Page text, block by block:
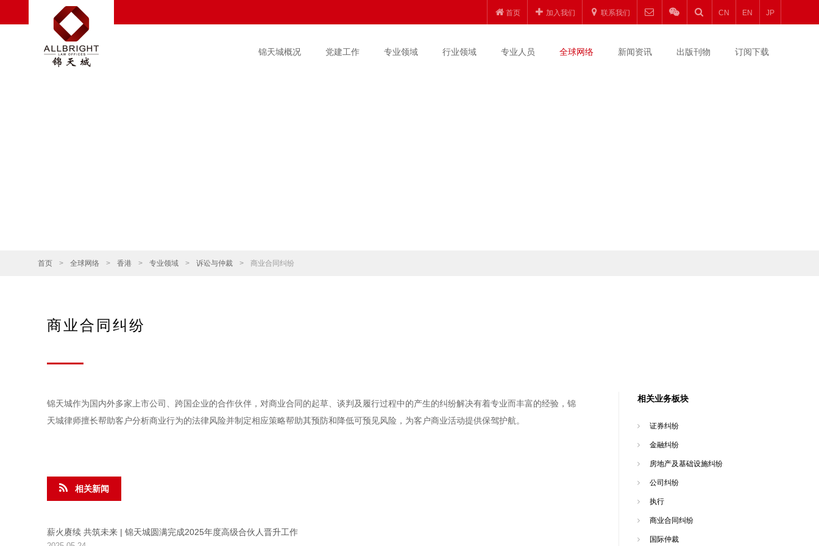
首页 加入我们 联系我们 CN EN JP
锦天城概况 党建工作 专业领域 行业领域 专业人员 全球网络 新闻资讯 出版刊物 订阅下载
首页 > 全球网络 > 香港 > 专业领域 > 诉讼与仲裁 > 商业合同纠纷
商业合同纠纷
锦天城作为国内外多家上市公司、跨国企业的合作伙伴，对商业合同的起草、谈判及履行过程中的产生的纠纷解决有着专业而丰富的经验，锦
天城律师擅长帮助客户分析商业行为的法律风险并制定相应策略帮助其预防和降低可预见风险，为客户商业活动提供保驾护航。
相关新闻
薪火赓续 共筑未来 | 锦天城圆满完成2025年度高级合伙人晋升工作
相关业务板块
证券纠纷
金融纠纷
房地产及基础设施纠纷
公司纠纷
执行
商业合同纠纷
国际仲裁